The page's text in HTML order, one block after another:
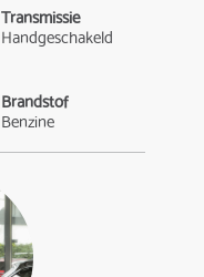
Transmissie
Handgeschakeld
Brandstof
Benzine